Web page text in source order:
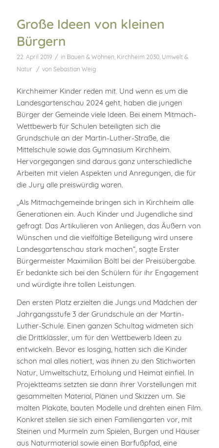
Große Ideen von kleinen
Bürgern
22. April 2019 / in Bauen & Wohnen Kirchheim 2030, Umwelt &
Natur
/ von Sebastian Weig
Kirchheimer Kinder reden mit. Und wenn es um die
Landesgartenschau 2024 geht, haben die jungen
Bürger der Gemeinde viele Ideen. Bei einem Mitmach-
Wettbewerb für Schulen beteiligten sich die
Grundschule an der Martin-Luther-Straße, die
Mittelschule sowie das Gymnasium Kirchheim.
Hervorgegangen sind daraus ganz unterschiedliche
Arbeiten mit vielen Aspekten und Anregungen, die für
die Jury alle preiswürdig waren.
„Als Mitmachgemeinde bringen sich in Kirchheim alle
Generationen ein. Auch Kinder und Jugendliche sind
gefragt. Das Artikulieren von Anliegen, das Äußern von
Wünschen und die vielfältige Beteiligung wird unsere
Landesgartenschau stark machen“, sagte Erster
Bürgermeister Maximilian Böltl bei der Preisübergabe.
Er bedankte sich bei den Schülern für ihr Engagement
und würdigte ihre tollen Leistungen.
Den ersten Platz erzielten die Jungs und Mädchen der
Jahrgangsstufe 3 der Grundschule an der Martin-
Luther-Schule. Einen ganzen Schultag widmeten sich
die Drittklässler, um für den Wettbewerb Ideen zu
entwickeln. Bevor es losging, hatten sich die Kinder
schon mal alles notiert, was ihnen zu den Stichworten
Natur, Umweltschutz, Erholung und Heimat einfiel. In
Projektteams setzten sie dann ihrer Vorstellungen mit
gesammelten Material, Plänen und Skizzen um. Sie
malten Plakate, bauten Modelle und drehten einen Film.
Konkret stellen sie sich einen Familiengarten vor, mit
Steinen und Murmeln zum Spielen, Burgen und Häuser
aus Naturmaterial sowie einen Barfußpfad, eine